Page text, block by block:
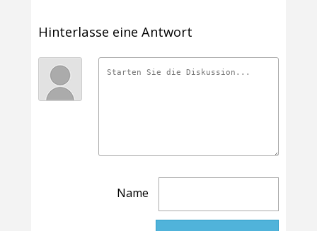
Hinterlasse eine Antwort
Name